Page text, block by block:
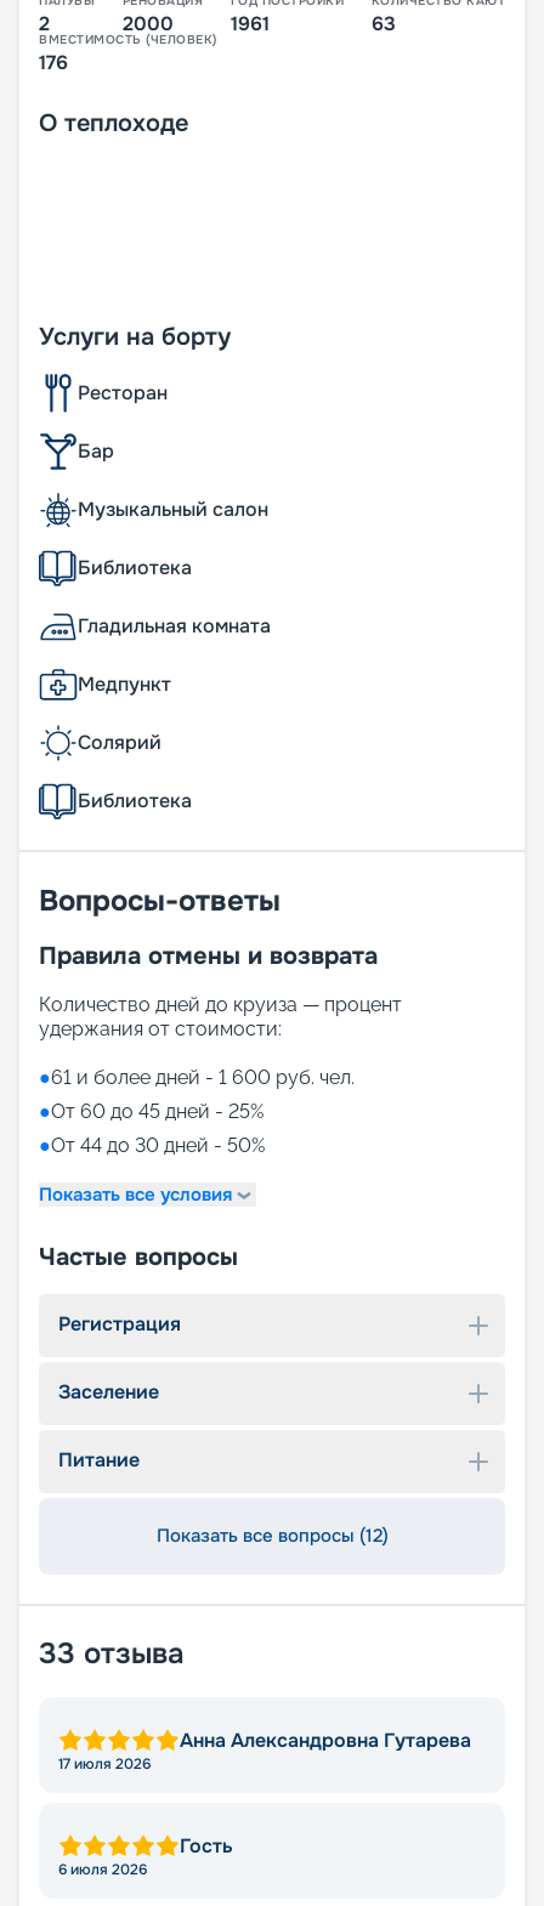
2 2000 1961 63
ВМЕСТИМОСТЬ (ЧЕЛОВЕК)
176
О теплоходе
Услуги на борту
Ресторан
Бар
Музыкальный салон
Библиотека
Гладильная комната
Медпункт
Солярий
Библиотека
Вопросы-ответы
Правила отмены и возврата
Количество дней до круиза — процент
удержания от стоимости:
●61 и более дней - 1 600 руб. чел.
●От 60 до 45 дней - 25%
●От 44 до 30 дней - 50%
Показать все условия
Частые вопросы
Регистрация
Заселение
Питание
Показать все вопросы (12)
33 отзыва
Анна Александровна Гутарева
17 июля 2026
Гость
6 июля 2026